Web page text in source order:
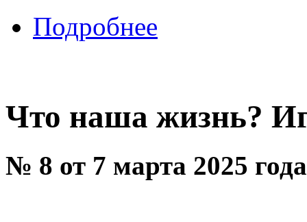
Подробнее
Что наша жизнь?
№ 8 от 7 марта 2025